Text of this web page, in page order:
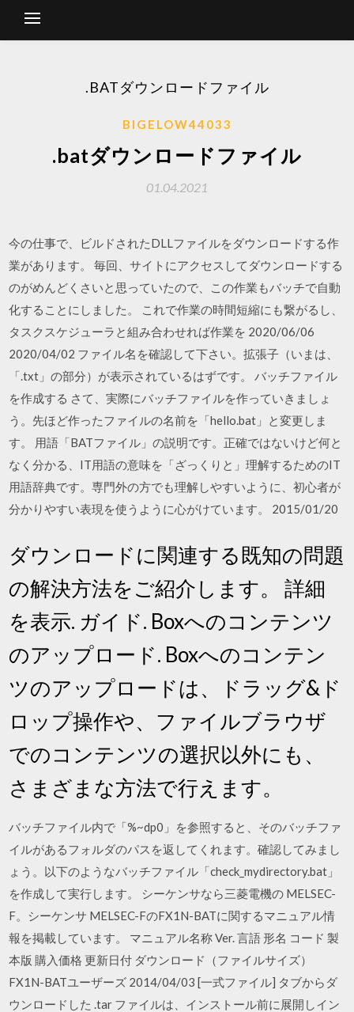
.BATダウンロードファイル
BIGELOW44033
.batダウンロードファイル
01.04.2021
今の仕事で、ビルドされたDLLファイルをダウンロードする作
業があります。 毎回、サイトにアクセスしてダウンロードする
のがめんどくさいと思っていたので、この作業もバッチで自動
化することにしました。 これで作業の時間短縮にも繋がるし、
タスクスケジューラと組み合わせれば作業を 2020/06/06
2020/04/02 ファイル名を確認して下さい。拡張子（いまは、
「.txt」の部分）が表示されているはずです。 バッチファイル
を作成する さて、実際にバッチファイルを作っていきましょ
う。先ほど作ったファイルの名前を「hello.bat」と変更しま
す。 用語「BATファイル」の説明です。正確ではないけど何と
なく分かる、IT用語の意味を「ざっくりと」理解するためのIT
用語辞典です。専門外の方でも理解しやすいように、初心者が
分かりやすい表現を使うように心がけています。 2015/01/20
ダウンロードに関連する既知の問題
の解決方法をご紹介します。 詳細
を表示. ガイド. Boxへのコンテンツ
のアップロード. Boxへのコンテン
ツのアップロードは、ドラッグ&ド
ロップ操作や、ファイルブラウザ
でのコンテンツの選択以外にも、
さまざまな方法で行えます。
バッチファイル内で「%~dp0」を参照すると、そのバッチファ
イルがあるフォルダのパスを返してくれます。確認してみまし
ょう。以下のようなバッチファイル「check_mydirectory.bat」
を作成して実行します。 シーケンサなら三菱電機の MELSEC-
F。シーケンサ MELSEC-FのFX1N-BATに関するマニュアル情
報を掲載しています。 マニュアル名称 Ver. 言語 形名 コード 製
本版 購入価格 更新日付 ダウンロード（ファイルサイズ）
FX1N-BATユーザーズ 2014/04/03 [一式ファイル] タブからダ
ウンロードした .tar ファイルは、インストール前に展開しイン